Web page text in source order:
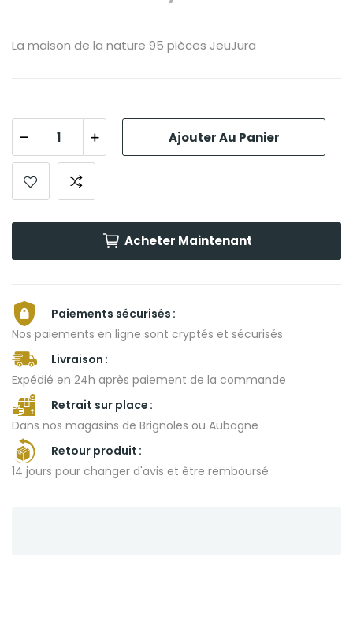
La maison de la nature 95 pièces JeuJura
Ajouter Au Panier
Acheter Maintenant
Paiements sécurisés
Nos paiements en ligne sont cryptés et sécurisés
Livraison
Expédié en 24h après paiement de la commande
Retrait sur place
Dans nos magasins de Brignoles ou Aubagne
Retour produit
14 jours pour changer d'avis et être remboursé